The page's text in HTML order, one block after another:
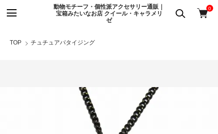
動物モチーフ・個性派アクセサリー通販｜
宝箱みたいなお店 クイール・キャラメリ
ゼ
0
TOP チュチュアパタイジング